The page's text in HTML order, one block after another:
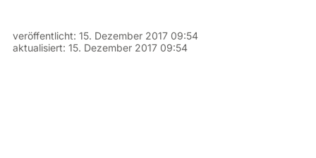
veröffentlicht: 15. Dezember 2017 09:54
aktualisiert: 15. Dezember 2017 09:54